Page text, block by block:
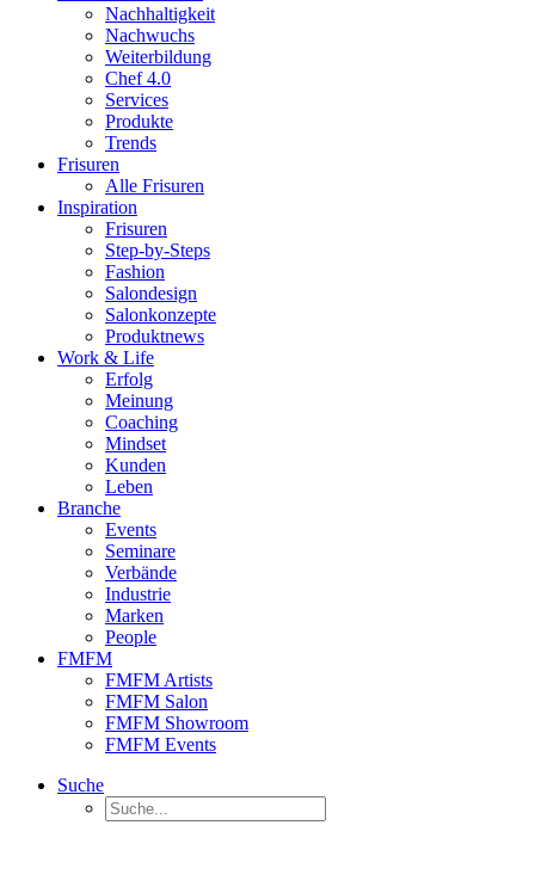
Nachhaltigkeit
Nachwuchs
Weiterbildung
Chef 4.0
Services
Produkte
Trends
Frisuren
Alle Frisuren
Inspiration
Frisuren
Step-by-Steps
Fashion
Salondesign
Salonkonzepte
Produktnews
Work & Life
Erfolg
Meinung
Coaching
Mindset
Kunden
Leben
Branche
Events
Seminare
Verbände
Industrie
Marken
People
FMFM
FMFM Artists
FMFM Salon
FMFM Showroom
FMFM Events
Suche